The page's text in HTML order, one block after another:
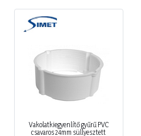
Vakolatkiegyenlítő gyűrű PVC
csavaros 24mm süllyesztett